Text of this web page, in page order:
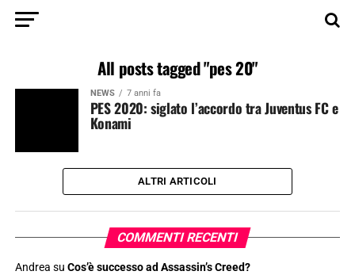
All posts tagged "pes 20"
NEWS 7 anni fa
PES 2020: siglato l’accordo tra Juventus FC e
Konami
ALTRI ARTICOLI
COMMENTI RECENTI
Andrea su Cos’è successo ad Assassin’s Creed?